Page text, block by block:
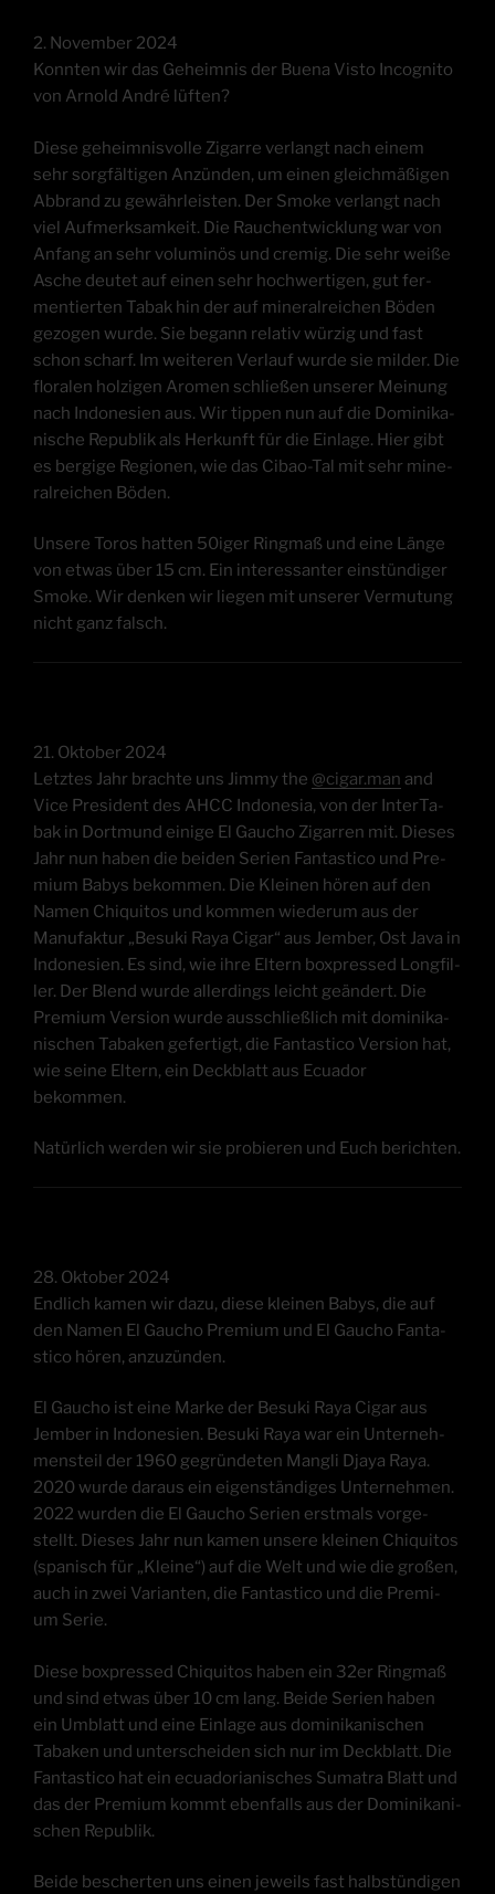
2. Novem­ber 2024
Konn­ten wir das Geheim­nis der Bue­na Vis­to Inco­gni­to
von Arnold André lüften?
Die­se geheim­nis­vol­le Zigar­re ver­langt nach einem
sehr sorg­fäl­ti­gen Anzün­den, um einen gleich­mä­ßi­gen
Abbrand zu gewähr­leis­ten. Der Smo­ke ver­langt nach
viel Auf­merk­sam­keit. Die Rauch­ent­wick­lung war von
Anfang an sehr volu­mi­nös und cre­mig. Die sehr wei­ße
Asche deu­tet auf einen sehr hoch­wer­ti­gen, gut fer­
men­tier­ten Tabak hin der auf mine­ral­rei­chen Böden
gezo­gen wur­de. Sie begann rela­tiv wür­zig und fast
schon scharf. Im wei­te­ren Ver­lauf wur­de sie mil­der. Die
flo­ra­len hol­zi­gen Aro­men schlie­ßen unse­rer Mei­nung
nach Indo­ne­si­en aus. Wir tip­pen nun auf die Domi­ni­ka­
ni­sche Repu­blik als Her­kunft für die Ein­la­ge. Hier gibt
es ber­gi­ge Regio­nen, wie das Cibao-Tal mit sehr mine­
ral­rei­chen Böden.
Unse­re Toros hat­ten 50iger Ring­maß und eine Län­ge
von etwas über 15 cm. Ein inter­es­san­ter ein­stün­di­ger
Smo­ke. Wir den­ken wir lie­gen mit unse­rer Ver­mu­tung
nicht ganz falsch.
21. Okto­ber 2024
Letz­tes Jahr brach­te uns Jim­my the @cigar.man and
Vice Pre­si­dent des AHCC Indo­ne­sia, von der Inter­Ta­
bak in Dort­mund eini­ge El Gau­cho Zigar­ren mit. Die­ses
Jahr nun haben die bei­den Seri­en Fan­ta­sti­co und Pre­
mi­um Babys bekom­men. Die Klei­nen hören auf den
Namen Chi­qui­tos und kom­men wie­der­um aus der
Manu­fak­tur „Besuki Raya Cigar“ aus Jem­ber, Ost Java in
Indo­ne­si­en. Es sind, wie ihre Eltern box­pres­sed Longfil­
ler. Der Blend wur­de aller­dings leicht geän­dert. Die
Pre­mi­um Ver­si­on wur­de aus­schließ­lich mit domi­ni­ka­
ni­schen Taba­ken gefer­tigt, die Fan­ta­sti­co Ver­si­on hat,
wie sei­ne Eltern, ein Deck­blatt aus Ecua­dor
bekommen.
Natür­lich wer­den wir sie pro­bie­ren und Euch berichten.
28. Okto­ber 2024
End­lich kamen wir dazu, die­se klei­nen Babys, die auf
den Namen El Gau­cho Pre­mi­um und El Gau­cho Fan­ta­
sti­co hören, anzuzünden.
El Gau­cho ist eine Mar­ke der Besuki Raya Cigar aus
Jem­ber in Indo­ne­si­en. Besuki Raya war ein Unter­neh­
mens­teil der 1960 gegrün­de­ten Mang­li Dja­ya Raya.
2020 wur­de dar­aus ein eigen­stän­di­ges Unter­neh­men.
2022 wur­den die El Gau­cho Seri­en erst­mals vor­ge­
stellt. Die­ses Jahr nun kamen unse­re klei­nen Chi­qui­tos
(spa­nisch für „Klei­ne“) auf die Welt und wie die gro­ßen,
auch in zwei Vari­an­ten, die Fan­ta­sti­co und die Pre­mi­
um Serie.
Die­se box­pres­sed Chi­qui­tos haben ein 32er Ring­maß
und sind etwas über 10 cm lang. Bei­de Seri­en haben
ein Umblatt und eine Ein­la­ge aus domi­ni­ka­ni­schen
Taba­ken und unter­schei­den sich nur im Deck­blatt. Die
Fan­ta­sti­co hat ein ecua­do­ria­ni­sches Suma­tra Blatt und
das der Pre­mi­um kommt eben­falls aus der Domi­ni­ka­ni­
schen Republik.
Bei­de bescher­ten uns einen jeweils fast halb­stün­di­gen